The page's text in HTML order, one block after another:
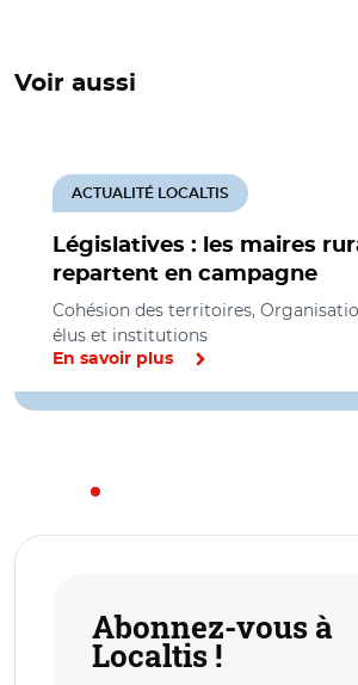
Voir aussi
Législatives : les maires
repartent en campagne
ACTUALITÉ LOCALTIS
Cohésion des territoires,
élus et institutions
En savoir plus
Abonnez-vous à
Localtis !